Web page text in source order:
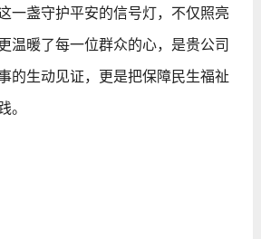
一盏守护平安的信号灯，不仅照亮
温暖了每一位群众的心，是贵公司
的生动见证，更是把保障民生福祉
。